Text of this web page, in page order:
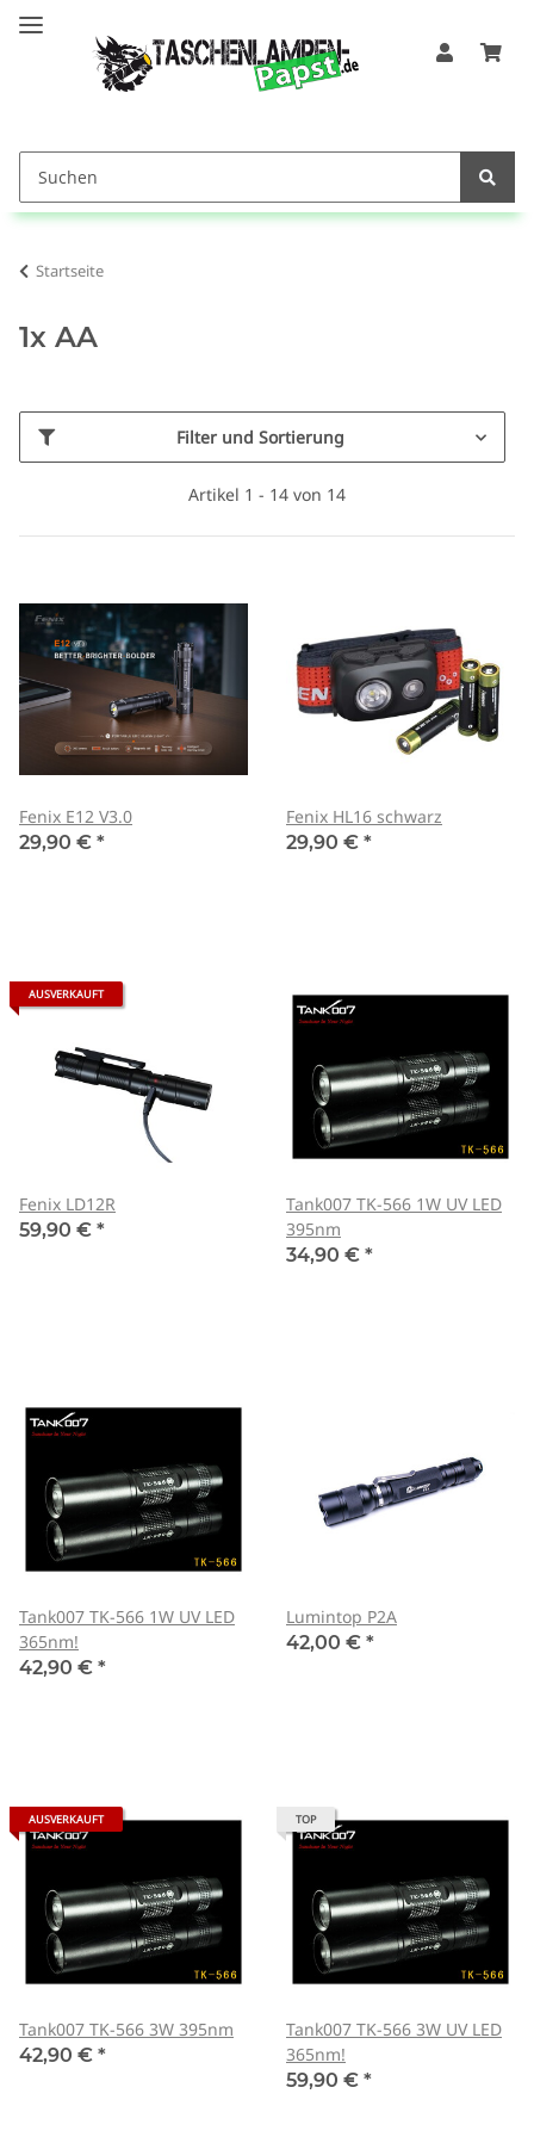
Startseite
1x AA
Filter und Sortierung
Artikel 1 - 14 von 14
Fenix E12 V3.0
29,90 € *
Fenix HL16 schwarz
29,90 € *
AUSVERKAUFT
Fenix LD12R
59,90 € *
Tank007 TK-566 1W UV LED
395nm
34,90 € *
Tank007 TK-566 1W UV LED
365nm!
42,90 € *
Lumintop P2A
42,00 € *
AUSVERKAUFT
Tank007 TK-566 3W 395nm
42,90 € *
TOP
Tank007 TK-566 3W UV LED
365nm!
59,90 € *